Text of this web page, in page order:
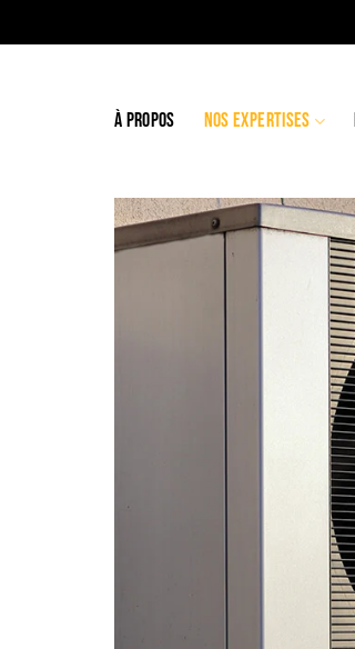
À PROPOS NOS EXPERTISES